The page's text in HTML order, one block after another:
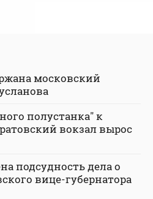
московский
полустанка" к
вокзал вырос
подсудность дела о
вице-губернатора